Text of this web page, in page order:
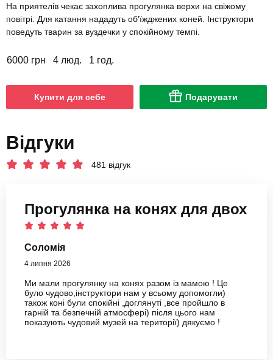
На приятелів чекає захоплива прогулянка верхи на свіжому
повітрі. Для катання нададуть об'їжджених коней. Інструктори
поведуть тварин за вуздечки у спокійному темпі.
6000 грн 4 люд. 1 год.
Купити для себе Подарувати
Відгуки
481 відгук
Прогулянка на конях для двох
Соломія
4 липня 2026
Ми мали прогулянку на конях разом із мамою ! Це
було чудово,інструктори нам у всьому допомогли)
також коні були спокійні ,доглянуті ,все пройшло в
гарній та безпечній атмосфері) після цього нам
показують чудовий музей на території) дякуємо !